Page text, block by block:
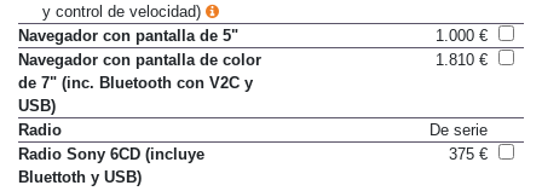
y control de velocidad)
Navegador con pantalla de 5"
1.000 €
Navegador con pantalla de color
de 7" (inc. Bluetooth con V2C y
USB)
1.810 €
Radio
De serie
Radio Sony 6CD (incluye
Bluettoth y USB)
375 €